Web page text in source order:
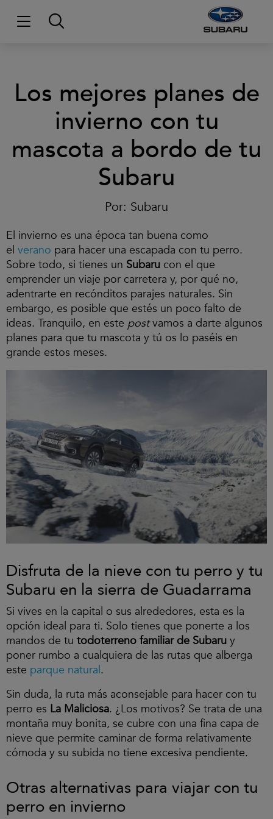
Los mejores planes de
invierno con tu
mascota a bordo de tu
Subaru
Por: Subaru
El invierno es una época tan buena como
el verano para hacer una escapada con tu perro.
Sobre todo, si tienes un Subaru con el que
emprender un viaje por carretera y, por qué no,
adentrarte en recónditos parajes naturales. Sin
embargo, es posible que estés un poco falto de
ideas. Tranquilo, en este postvamos a darte algunos
planes para que tu mascota y tú os lo paséis en
grande estos meses.
Disfruta de la nieve con tu perro y tu
Subaru en la sierra de Guadarrama
Si vives en la capital o sus alrededores, esta es la
opción ideal para ti. Solo tienes que ponerte a los
mandos de tu todoterreno familiar de Subaru y
poner rumbo a cualquiera de las rutas que alberga
este parque natural.
Sin duda, la ruta más aconsejable para hacer con tu
perro es La Maliciosa. ¿Los motivos? Se trata de una
montaña muy bonita, se cubre con una fina capa de
nieve que permite caminar de forma relativamente
cómoda y su subida no tiene excesiva pendiente.
Otras alternativas para viajar con tu
perro en invierno